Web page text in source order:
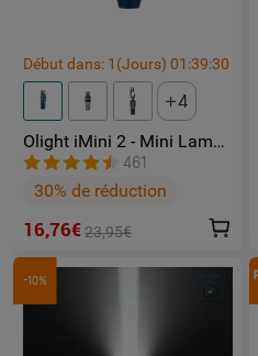
Début dans: 1 (Jours) 01 :39:29
4
Olight iMini 2 - Mini Lampe
LED Rechargeable
461
30% de réduction
16,76€23,95€
-10%